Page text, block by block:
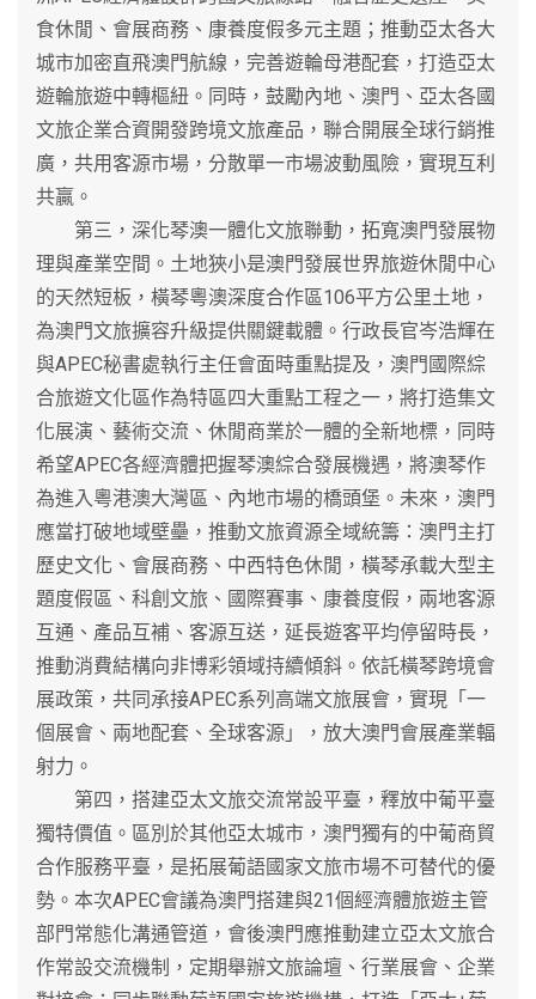
食休閒、會展商務、康養度假多元主題；推動亞太各大
城市加密直飛澳門航線，完善遊輪母港配套，打造亞太
遊輪旅遊中轉樞紐。同時，鼓勵內地、澳門、亞太各國
文旅企業合資開發跨境文旅產品，聯合開展全球行銷推
廣，共用客源市場，分散單一市場波動風險，實現互利
共贏。
第三，深化琴澳一體化文旅聯動，拓寬澳門發展物
理與產業空間。土地狹小是澳門發展世界旅遊休閒中心
的天然短板，橫琴粵澳深度合作區106平方公里土地，
為澳門文旅擴容升級提供關鍵載體。行政長官岑浩輝在
與APEC秘書處執行主任會面時重點提及，澳門國際綜
合旅遊文化區作為特區四大重點工程之一，將打造集文
化展演、藝術交流、休閒商業於一體的全新地標，同時
希望APEC各經濟體把握琴澳綜合發展機遇，將澳琴作
為進入粵港澳大灣區、內地市場的橋頭堡。未來，澳門
應當打破地域壁壘，推動文旅資源全域統籌：澳門主打
歷史文化、會展商務、中西特色休閒，橫琴承載大型主
題度假區、科創文旅、國際賽事、康養度假，兩地客源
互通、產品互補、客源互送，延長遊客平均停留時長，
推動消費結構向非博彩領域持續傾斜。依託橫琴跨境會
展政策，共同承接APEC系列高端文旅展會，實現「一
個展會、兩地配套、全球客源」，放大澳門會展產業輻
射力。
第四，搭建亞太文旅交流常設平臺，釋放中葡平臺
獨特價值。區別於其他亞太城市，澳門獨有的中葡商貿
合作服務平臺，是拓展葡語國家文旅市場不可替代的優
勢。本次APEC會議為澳門搭建與21個經濟體旅遊主管
部門常態化溝通管道，會後澳門應推動建立亞太文旅合
作常設交流機制，定期舉辦文旅論壇、行業展會、企業